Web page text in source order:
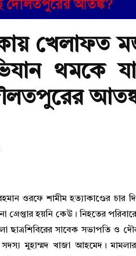
খেলাফত
থমকে
ওরফে শামীম হত্যাকাণ্ডের চার
হয়নি কেউ। নিহতের
ছাত্রশিবিরের সাবেক সভাপতি ও
মুহাম্মদ খাজা আহমেদ।